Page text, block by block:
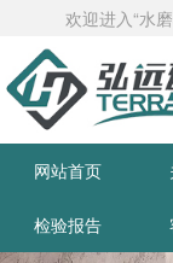
欢迎进入“水
网站首页
检验报告